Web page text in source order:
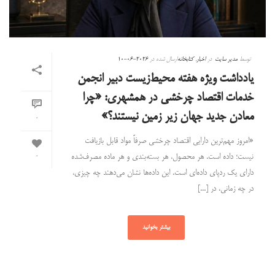
0
0
توسط مدیر سایت دراخبار,کتابخانهارسال شده در2026-06-10
یادداشت ویژه هفته محیط‌زیست دبیر انجمن
خدمات اقتصاد چرخشی در همشهری: «چرا
معادن جدید جهان زیر زمین نیستند؟»
«امروز مهم‌ترین دارایی اقتصاد چرخشی صرفاً مواد قابل بازیافت
نیست؛ داده است. هر محصول، هر بسته‌بندی و هر ماده مصرف‌شده
دارای یک ردپای داده‌ای است. این داده‌ها نشان می‌دهند چه چیزی،
در چه زمانی، در [...]
بیشتر بخوانید